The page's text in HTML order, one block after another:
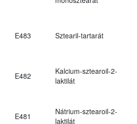
E483 Sztearil-tartarát
E482
Kalcium-sztearoil-2-
laktilát
E481
Nátrium-sztearoil-2-
laktilát